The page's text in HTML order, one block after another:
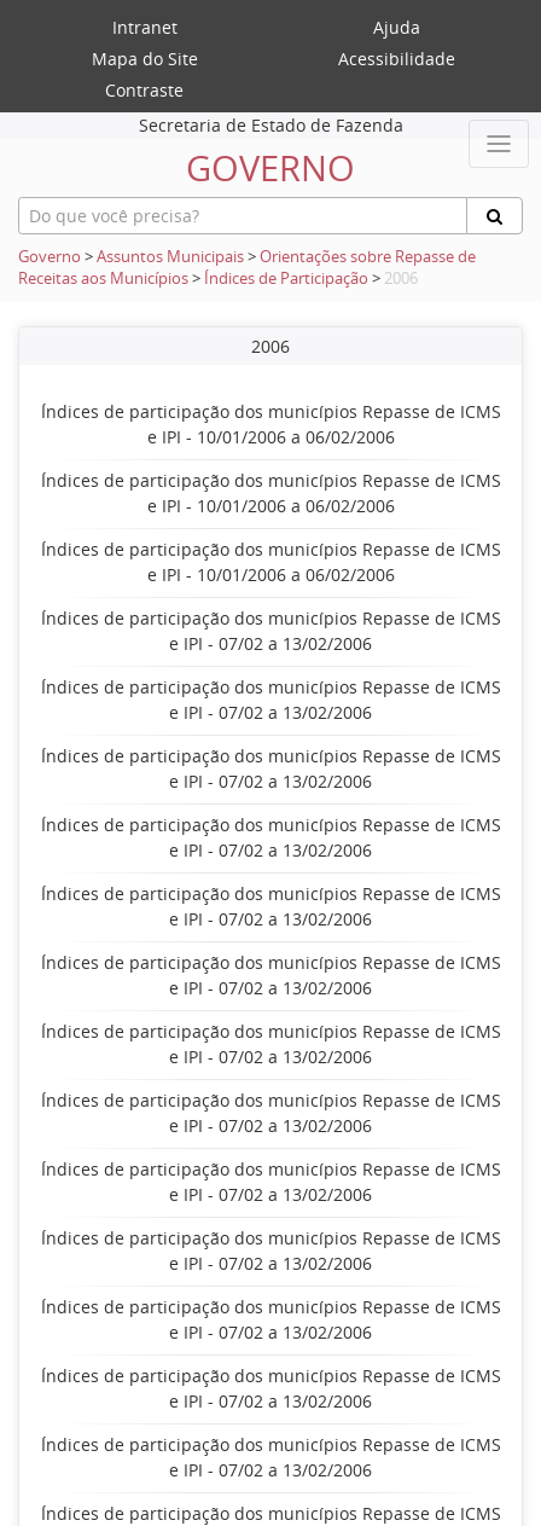
Intranet
Ajuda
Mapa do Site
Acessibilidade
Contraste
Secretaria de Estado de Fazenda
GOVERNO
Governo >Assuntos Municipais>Orientações sobre Repasse de
Receitas aos Municípios> Índices de Participação > 2006
2006
Índices de participação dos municípios Repasse de ICMS
e IPI - 10/01/2006 a 06/02/2006
Índices de participação dos municípios Repasse de ICMS
e IPI - 10/01/2006 a 06/02/2006
Índices de participação dos municípios Repasse de ICMS
e IPI - 10/01/2006 a 06/02/2006
Índices de participação dos municípios Repasse de ICMS
e IPI - 07/02 a 13/02/2006
Índices de participação dos municípios Repasse de ICMS
e IPI - 07/02 a 13/02/2006
Índices de participação dos municípios Repasse de ICMS
e IPI - 07/02 a 13/02/2006
Índices de participação dos municípios Repasse de ICMS
e IPI - 07/02 a 13/02/2006
Índices de participação dos municípios Repasse de ICMS
e IPI - 07/02 a 13/02/2006
Índices de participação dos municípios Repasse de ICMS
e IPI - 07/02 a 13/02/2006
Índices de participação dos municípios Repasse de ICMS
e IPI - 07/02 a 13/02/2006
Índices de participação dos municípios Repasse de ICMS
e IPI - 07/02 a 13/02/2006
Índices de participação dos municípios Repasse de ICMS
e IPI - 07/02 a 13/02/2006
Índices de participação dos municípios Repasse de ICMS
e IPI - 07/02 a 13/02/2006
Índices de participação dos municípios Repasse de ICMS
e IPI - 07/02 a 13/02/2006
Índices de participação dos municípios Repasse de ICMS
e IPI - 07/02 a 13/02/2006
Índices de participação dos municípios Repasse de ICMS
e IPI - 07/02 a 13/02/2006
Índices de participação dos municípios Repasse de ICMS